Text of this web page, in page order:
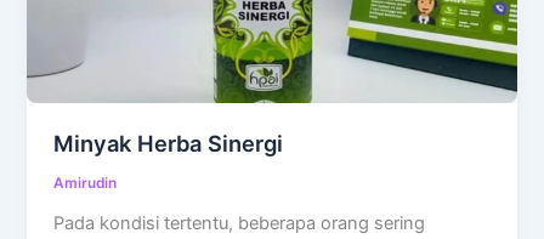
Minyak Herba Sinergi
Amirudin
Pada kondisi tertentu, beberapa orang sering